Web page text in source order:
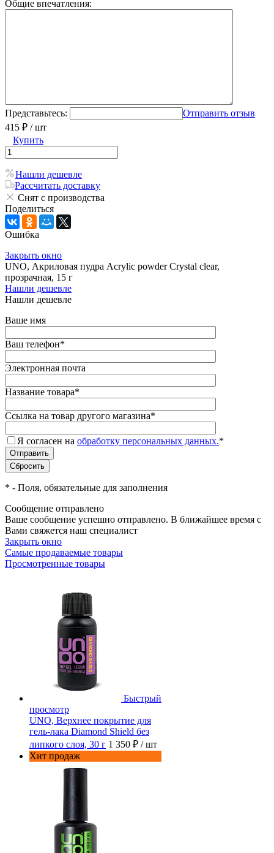
Общие впечатления:
Представьтесь:
Отправить отзыв
415 ₽ / шт
Купить
Нашли дешевле
Рассчитать доставку
Снят с производства
Поделиться
Ошибка
Закрыть окно
UNO, Акриловая пудра Acrylic powder Сrystal clear,
прозрачная, 15 г
Нашли дешевле
Нашли дешевле
Ваше имя
Ваш телефон*
Электронная почта
Название товара*
Ссылка на товар другого магазина*
Я согласен на обработку персональных данных.*
* - Поля, обязательные для заполнения
Сообщение отправлено
Ваше сообщение успешно отправлено. В ближайшее время с
Вами свяжется наш специалист
Закрыть окно
Самые продаваемые товары
Просмотренные товары
Быстрый
просмотр
UNO, Верхнее покрытие для
гель-лака Diamond Shield без
липкого слоя, 30 г 1 350 ₽ / шт
Хит продаж